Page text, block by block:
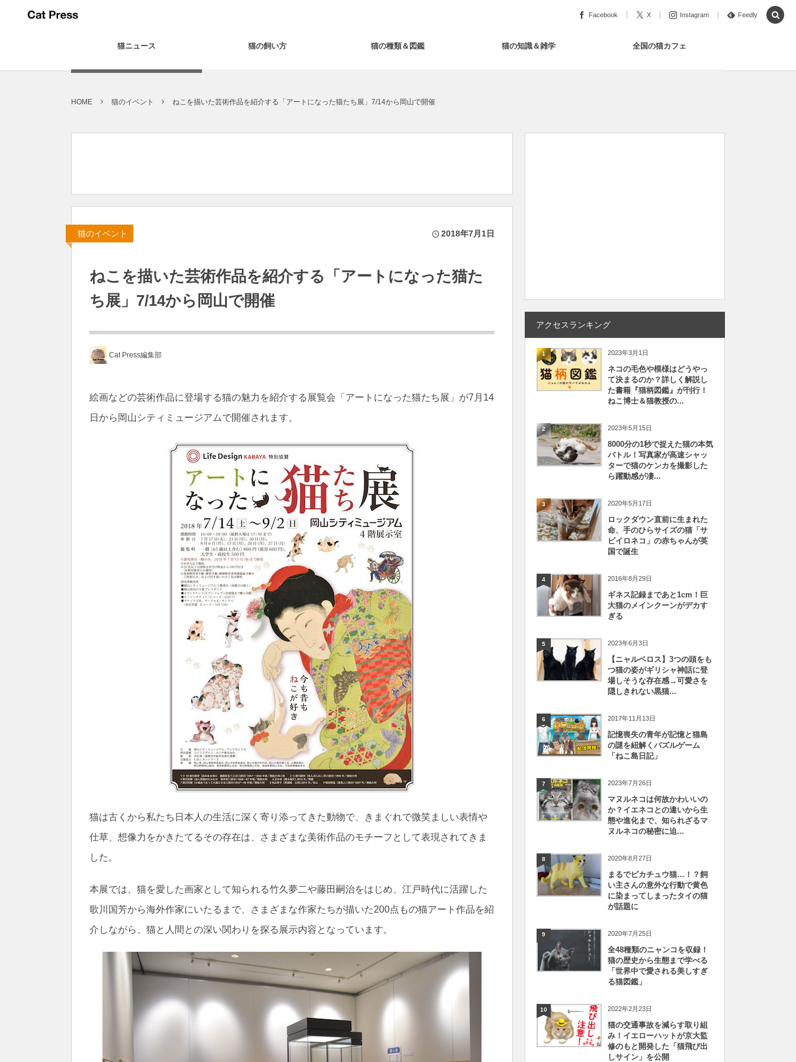
Facebook X Instagram Feedly
猫ニュース 猫の飼い方 猫の種類＆図鑑 猫の知識＆雑学 全国の猫カフェ
HOME 猫のイベント ねこを描いた芸術作品を紹介する「アートになった猫たち展」7/14から岡山で開催
猫のイベント 2018年7月1日
ねこを描いた芸術作品を紹介する「アートになった猫た
ち展」7/14から岡山で開催
Cat Press編集部
絵画などの芸術作品に登場する猫の魅力を紹介する展覧会「アートになった猫たち展」が7月14
日から岡山シティミュージアムで開催されます。
猫は古くから私たち日本人の生活に深く寄り添ってきた動物で、きまぐれで微笑ましい表情や
仕草、想像力をかきたてるその存在は、さまざまな美術作品のモチーフとして表現されてきま
した。
本展では、猫を愛した画家として知られる竹久夢二や藤田嗣治をはじめ、江戸時代に活躍した
歌川国芳から海外作家にいたるまで、さまざまな作家たちが描いた200点もの猫アート作品を紹
介しながら、猫と人間との深い関わりを探る展示内容となっています。
アクセスランキング
1 2023年3月1日
ネコの毛色や模様はどうやっ
て決まるのか？詳しく解説し
た書籍『猫柄図鑑』が刊行！
ねこ博士＆猫教授の...
2 2023年5月15日
8000分の1秒で捉えた猫の本気
バトル！写真家が高速シャッ
ターで猫のケンカを撮影した
ら躍動感が凄...
3 2020年5月17日
ロックダウン直前に生まれた
命、手のひらサイズの猫「サ
ビイロネコ」の赤ちゃんが英
国で誕生
4 2016年8月29日
ギネス記録まであと1cm！巨
大猫のメインクーンがデカす
ぎる
5 2023年6月3日
【ニャルベロス】3つの頭をも
つ猫の姿がギリシャ神話に登
場しそうな存在感→可愛さを
隠しきれない黒猫...
6 2017年11月13日
記憶喪失の青年が記憶と猫島
の謎を紐解くパズルゲーム
「ねこ島日記」
7 2023年7月26日
マヌルネコは何故かわいいの
か？イエネコとの違いから生
態や進化まで、知られざるマ
ヌルネコの秘密に迫...
8 2020年8月27日
まるでピカチュウ猫…！？飼
い主さんの意外な行動で黄色
に染まってしまったタイの猫
が話題に
9 2020年7月25日
全48種類のニャンコを収録！
猫の歴史から生態まで学べる
「世界中で愛される美しすぎ
る猫図鑑」
10 2022年2月23日
猫の交通事故を減らす取り組
み！イエローハットが京大監
修のもと開発した「猫飛び出
しサイン」を公開